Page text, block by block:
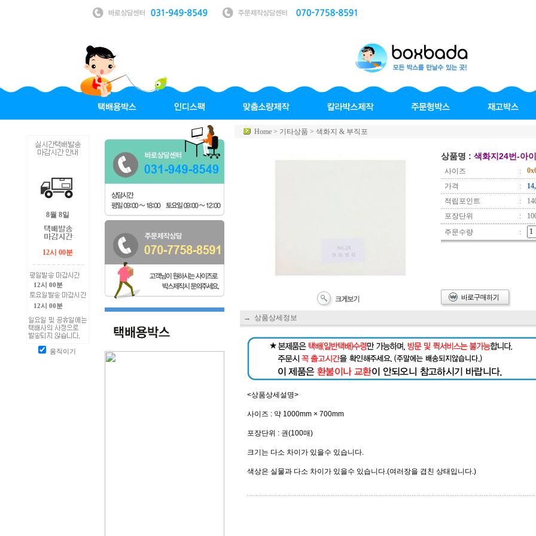
8월 8일
12시 00분
12시 00분
12시 00분
움직이기
Home > 기타상품 > 색화지 & 부직포
상품명 : 색화지24번-아
사이즈 :
가격
:
적립포인트
:
포장단위
:
주문수량
:
→ 상품상세정보
<상품상세설명>
사이즈 : 약 1000mm × 700mm
포장단위 : 권(100매)
크기는 다소 차이가 있을수 있습니다.
색상은 실물과 다소 차이가 있을수 있습니다.(여러장을 겹친 상태입니다.)